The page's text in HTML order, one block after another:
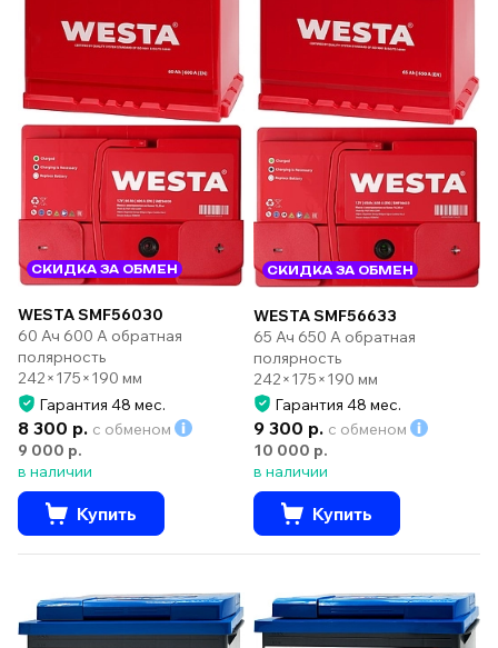
СКИДКА ЗА ОБМЕН
WESTA SMF56030
60 Ач 600 А обратная
полярность
242×175×190 мм
Гарантия 48 мес.
8 300 р. с обменом
9 000 р.
в наличии
Купить
СКИДКА ЗА ОБМЕН
WESTA SMF56633
65 Ач 650 А обратная
полярность
242×175×190 мм
Гарантия 48 мес.
9 300 р. с обменом
10 000 р.
в наличии
Купить